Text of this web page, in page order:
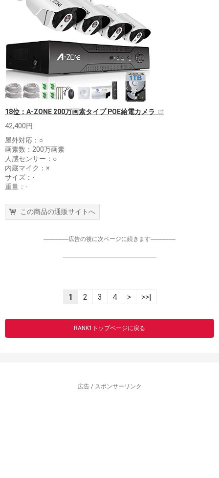
18位：A-ZONE 200万画素タイプ POE給電カメラ
42,400円
屋外対応：○
画素数：200万画素
人感センサー：○
内蔵マイク：×
サイズ：-
重量：-
この商品の通販サイトへ
-----------------広告の後に次ページに続きます-----------------
----------------------------------------------------------------
1 2 3 4 > >>|
RANK1トップページに戻る
広告 / スポンサーリンク